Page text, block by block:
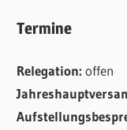
Termine
Relegation:offen